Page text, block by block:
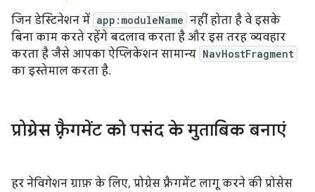
जिन डेस्टिनेशन में app:moduleName नहीं होता है वे इसके
बिना काम करते रहेंगे बदलाव करता है और इस तरह व्यवहार
करता है जैसे आपका ऐप्लिकेशन सामान्य NavHostFragment
का इस्तेमाल करता है.
प्रोग्रेस फ़्रैगमेंट को पसंद के मुताबिक बनाएं
हर नेविगेशन ग्राफ़ के लिए, प्रोग्रेस फ़्रैगमेंट लागू करने की प्रोसेस